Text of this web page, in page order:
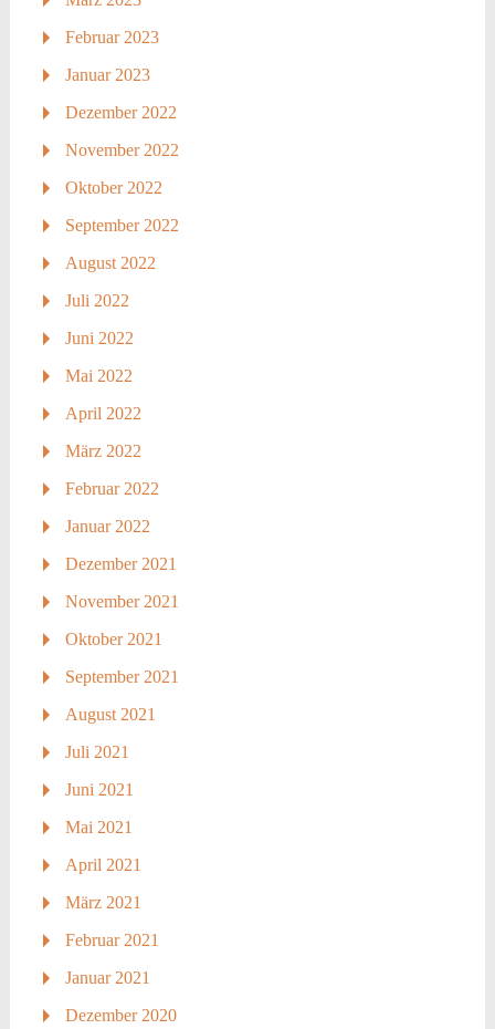
Februar 2023
Januar 2023
Dezember 2022
November 2022
Oktober 2022
September 2022
August 2022
Juli 2022
Juni 2022
Mai 2022
April 2022
März 2022
Februar 2022
Januar 2022
Dezember 2021
November 2021
Oktober 2021
September 2021
August 2021
Juli 2021
Juni 2021
Mai 2021
April 2021
März 2021
Februar 2021
Januar 2021
Dezember 2020